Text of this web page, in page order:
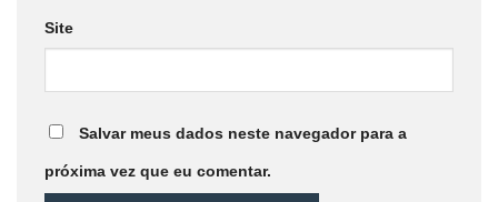
Site
Salvar meus dados neste navegador para a
próxima vez que eu comentar.